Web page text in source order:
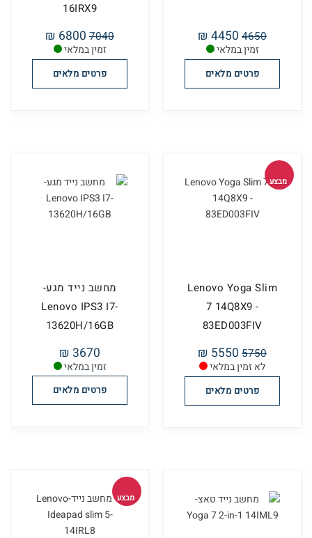
זמין במלאי
4650
פרטים מלאים
זמין במלאי
16IRX9
7040
פרטים מלאים
לא זמין במלאי
מבצע
Lenovo Yoga Slim
7 14Q8X9 -
83ED003FIV
5750
פרטים מלאים
זמין במלאי
מחשב נייד מגע-
Lenovo IPS3 I7-
13620H/16GB
3670 ₪
פרטים מלאים
מבצע